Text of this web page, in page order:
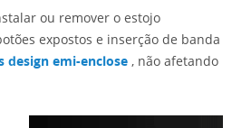
ou remover o estojo
expostos e inserção de banda
design emi-enclose , não afetando